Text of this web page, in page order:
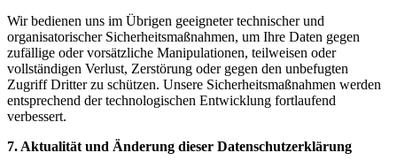
Wir bedienen uns im Übrigen geeigneter technischer und
organisatorischer Sicherheitsmaßnahmen, um Ihre Daten gegen
zufällige oder vorsätzliche Manipulationen, teilweisen oder
vollständigen Verlust, Zerstörung oder gegen den unbefugten
Zugriff Dritter zu schützen. Unsere Sicherheitsmaßnahmen werden
entsprechend der technologischen Entwicklung fortlaufend
verbessert.
7. Aktualität und Änderung dieser Datenschutzerklärung